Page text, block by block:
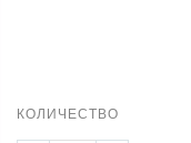
КОЛИЧЕСТВО